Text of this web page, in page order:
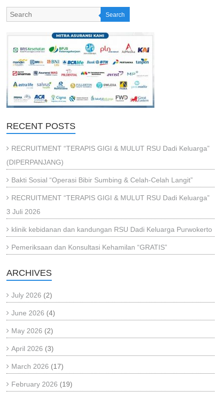
Search
RECENT POSTS
RECRUITMENT “TERAPIS GIGI & MULUT RSU Dadi Keluarga”
(DIPERPANJANG)
Bakti Sosial “Operasi Bibir Sumbing & Celah-Celah Langit”
RECRUITMENT “TERAPIS GIGI & MULUT RSU Dadi Keluarga”
3 Juli 2026
klinik kebidanan dan kandungan RSU Dadi Keluarga Purwokerto
Pemeriksaan dan Konsultasi Kehamilan “GRATIS”
ARCHIVES
July 2026 (2)
June 2026 (4)
May 2026 (2)
April 2026 (3)
March 2026 (17)
February 2026 (19)